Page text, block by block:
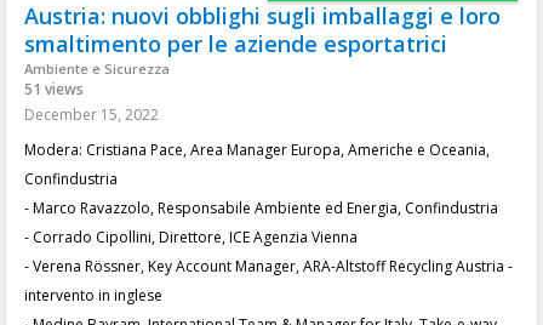
Austria: nuovi obblighi sugli imballaggi e loro
smaltimento per le aziende esportatrici
Ambiente e Sicurezza
51 views
December 15, 2022
Modera: Cristiana Pace, Area Manager Europa, Americhe e Oceania,
Confindustria
- Marco Ravazzolo, Responsabile Ambiente ed Energia, Confindustria
- Corrado Cipollini, Direttore, ICE Agenzia Vienna
- Verena Rössner, Key Account Manager, ARA-Altstoff Recycling Austria -
intervento in inglese